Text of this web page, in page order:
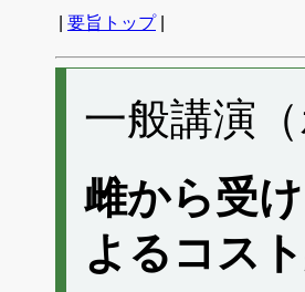
要旨トップ|
一般講演
雌から受
よるコス